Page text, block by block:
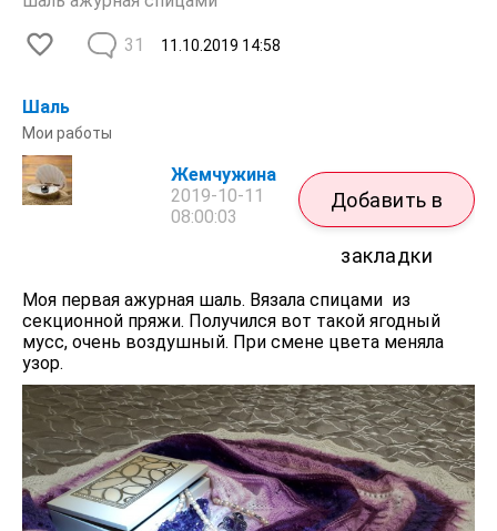
11.10.2019 14:58
31
Шаль
Мои работы
Жемчужина
2019-10-11
08:00:03
Добавить в
закладки
Моя первая ажурная шаль. Вязала спицами из
секционной пряжи. Получился вот такой ягодный
мусс, очень воздушный. При смене цвета меняла
узор.